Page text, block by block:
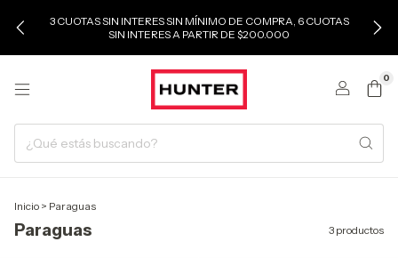
3 CUOTAS SIN INTERES SIN MÍNIMO DE COMPRA, 6 CUOTAS
SIN INTERES A PARTIR DE $200.000
0
Inicio > Paraguas
Paraguas 3 productos